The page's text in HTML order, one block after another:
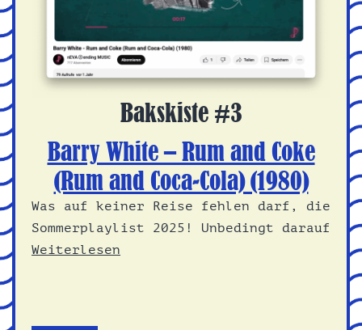
Bakskiste #3
Barry White – Rum and Coke
(Rum and Coca-Cola) (1980)
Was auf keiner Reise fehlen darf, die
Sommerplaylist 2025! Unbedingt darauf
Weiterlesen